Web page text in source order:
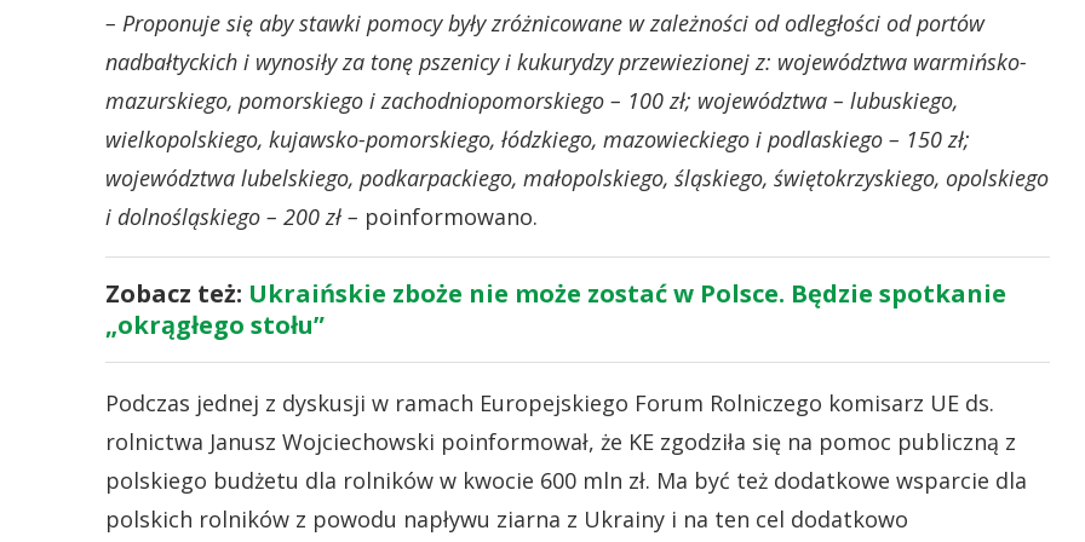
– Proponuje się aby stawki pomocy były zróżnicowane w zależności od odległości od portów
nadbałtyckich i wynosiły za tonę pszenicy i kukurydzy przewiezionej z: województwa warmińsko-
mazurskiego, pomorskiego i zachodniopomorskiego – 100 zł; województwa – lubuskiego,
wielkopolskiego, kujawsko-pomorskiego, łódzkiego, mazowieckiego i podlaskiego – 150 zł;
województwa lubelskiego, podkarpackiego, małopolskiego, śląskiego, świętokrzyskiego, opolskiego
i dolnośląskiego – 200 zł – poinformowano.
Zobacz też: Ukraińskie zboże nie może zostać w Polsce. Będzie spotkanie
„okrągłego stołu”
Podczas jednej z dyskusji w ramach Europejskiego Forum Rolniczego komisarz UE ds.
rolnictwa Janusz Wojciechowski poinformował, że KE zgodziła się na pomoc publiczną z
polskiego budżetu dla rolników w kwocie 600 mln zł. Ma być też dodatkowe wsparcie dla
polskich rolników z powodu napływu ziarna z Ukrainy i na ten cel dodatkowo